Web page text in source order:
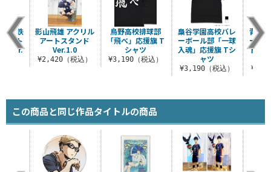
烏野高校排球部
「飛べ」応援旗 T
シャツ
¥3,190（税込）
梟谷学園高校バレ
ーボール部「一球
入魂」応援旗 Tシ
ャツ
¥3,190（税込）
青葉
ーボ
トを
尾鉄
ート
翔Ver.
影山飛雄 アクリル
アートスタンド
Ver.1.0
¥2,420（税込）
この商品と同じ作品タイトルの商品